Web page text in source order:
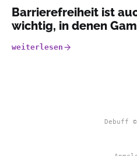
Barrierefreiheit ist
wichtig, in denen
weiterlesen
Debuff